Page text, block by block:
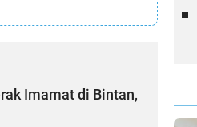
Imamat di Bintan,